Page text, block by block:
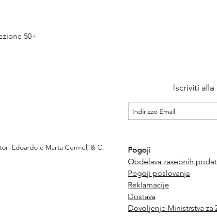
50+
Edoardo e Marta Cermelj & C.
Iscriviti
Pogoji
Obdelava zasebnih
Pogoji poslovanja
Reklamacije
Dostava
Dovoljenje Ministrstva za